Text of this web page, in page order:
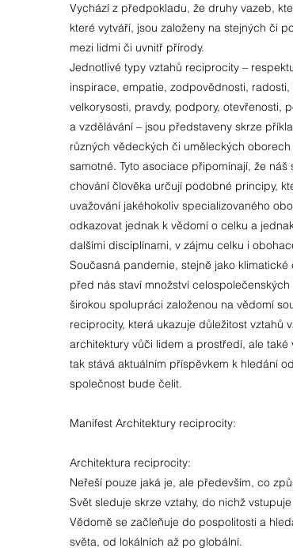
Vychází z předpokladu, že druhy vazeb,
které vytváří, jsou založeny na stejných či
mezi lidmi či uvnitř přírody.
Jednotlivé typy vztahů reciprocity –
inspirace, empatie, zodpovědnosti, radosti,
velkorysosti, pravdy, podpory, otevřenosti,
a vzdělávání – jsou představeny skrze
různých vědeckých či uměleckých
samotné. Tyto asociace připomínají, že náš
chování člověka určují podobné principy,
uvažování jakéhokoliv specializovaného
odkazovat jednak k vědomí o celku a
dalšími disciplínami, v zájmu celku i
Současná pandemie, stejně jako
před nás staví množství
širokou spolupráci založenou na vědomí
reciprocity, která ukazuje důležitost vztahů
architektury vůči lidem a prostředí, ale
tak stává aktuálním příspěvkem k hledání
společnost bude čelit.
Manifest Architektury reciprocity:
Architektura reciprocity:
Neřeší pouze jaká je, ale především, co
Svět sleduje skrze vztahy, do nichž
Vědomě se začleňuje do pospolitosti a
světa, od lokálních až po globální.